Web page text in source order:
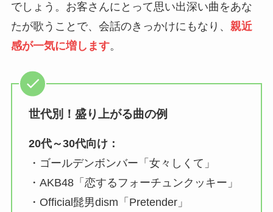
でしょう。お客さんにとって思い出深い曲をあな
たが歌うことで、会話のきっかけにもなり、 親近
感が一気に増します。
世代別！盛り上がる曲の例
20代～30代向け：
・ゴールデンボンバー「女々しくて」
・AKB48「恋するフォーチュンクッキー」
・Official髭男dism「Pretender」